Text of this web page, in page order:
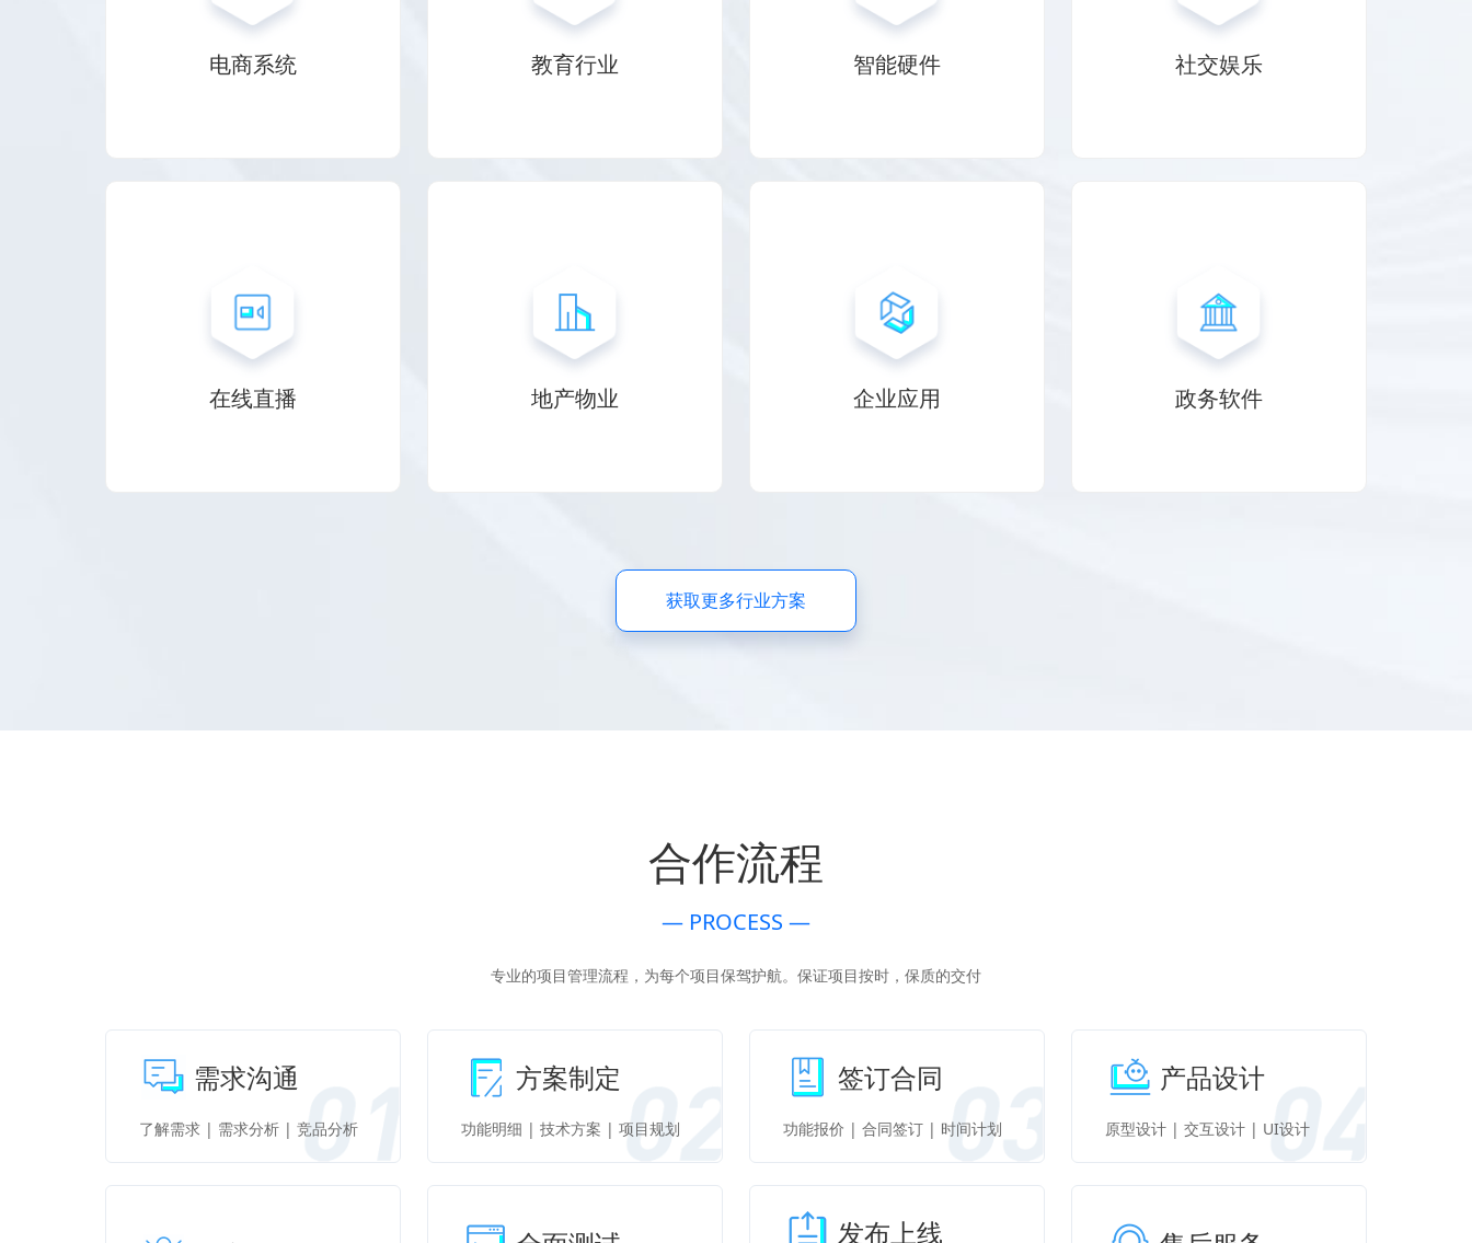
电商系统 教育行业 智能硬件 社交娱乐
在线直播 地产物业 企业应用 政务软件
获取更多行业方案
合作流程
— PROCESS —
专业的项目管理流程，为每个项目保驾护航。保证项目按时，保质的交付
需求沟通
了解需求 | 需求分析 | 竞品分析
方案制定
功能明细 | 技术方案 | 项目规划
签订合同
功能报价 | 合同签订 | 时间计划
产品设计
原型设计 | 交互设计 | UI设计
发布上线